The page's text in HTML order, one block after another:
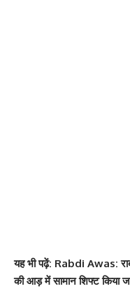
यह भी पढ़ें: Rabdi Awas:
की आड़ में सामान शिफ्ट किया